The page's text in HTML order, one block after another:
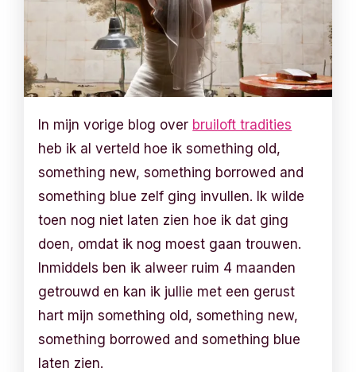
In mijn vorige blog over bruiloft tradities
heb ik al verteld hoe ik something old,
something new, something borrowed and
something blue zelf ging invullen. Ik wilde
toen nog niet laten zien hoe ik dat ging
doen, omdat ik nog moest gaan trouwen.
Inmiddels ben ik alweer ruim 4 maanden
getrouwd en kan ik jullie met een gerust
hart mijn something old, something new,
something borrowed and something blue
laten zien.